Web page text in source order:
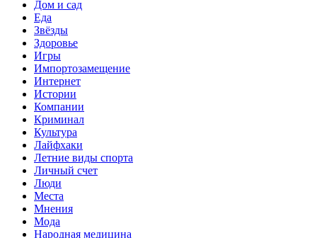
Дом и сад
Еда
Звёзды
Здоровье
Игры
Импортозамещение
Интернет
Истории
Компании
Криминал
Культура
Лайфхаки
Летние виды спорта
Личный счет
Люди
Места
Мнения
Мода
Народная медицина